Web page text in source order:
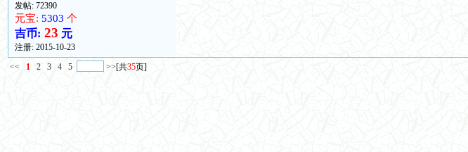
发帖: 72390
元宝: 5303个
吉币: 23 元
注册:2015-10-23
<< 1 2 3 4 5 >>[共35页]